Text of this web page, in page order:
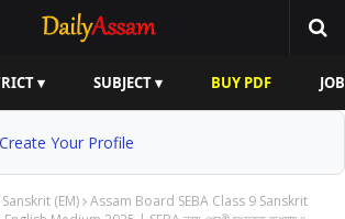
▾ SUBJECT ▾ BUY PDF
Create Your Profile
(EM) Assam Board SEBA Class 9 Sanskrit